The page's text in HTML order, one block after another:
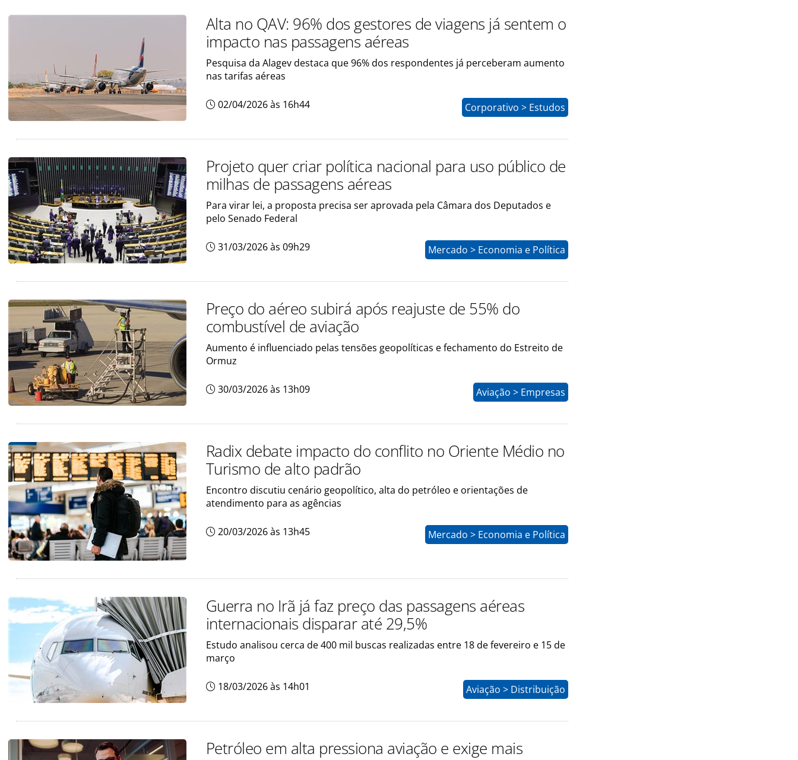
Alta no QAV: 96% dos gestores de viagens já sentem o
impacto nas passagens aéreas
Pesquisa da Alagev destaca que 96% dos respondentes já perceberam aumento
nas tarifas aéreas
02/04/2026 às 16h44 Corporativo > Estudos
Projeto quer criar política nacional para uso público de
milhas de passagens aéreas
Para virar lei, a proposta precisa ser aprovada pela Câmara dos Deputados e
pelo Senado Federal
31/03/2026 às 09h29 Mercado > Economia e Política
Preço do aéreo subirá após reajuste de 55% do
combustível de aviação
Aumento é influenciado pelas tensões geopolíticas e fechamento do Estreito de
Ormuz
30/03/2026 às 13h09 Aviação > Empresas
Radix debate impacto do conflito no Oriente Médio no
Turismo de alto padrão
Encontro discutiu cenário geopolítico, alta do petróleo e orientações de
atendimento para as agências
20/03/2026 às 13h45 Mercado > Economia e Política
Guerra no Irã já faz preço das passagens aéreas
internacionais disparar até 29,5%
Estudo analisou cerca de 400 mil buscas realizadas entre 18 de fevereiro e 15 de
março
18/03/2026 às 14h01 Aviação > Distribuição
Petróleo em alta pressiona aviação e exige mais